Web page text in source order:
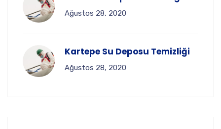
Ağustos 28, 2020
Kartepe Su Deposu Temizliği
Ağustos 28, 2020